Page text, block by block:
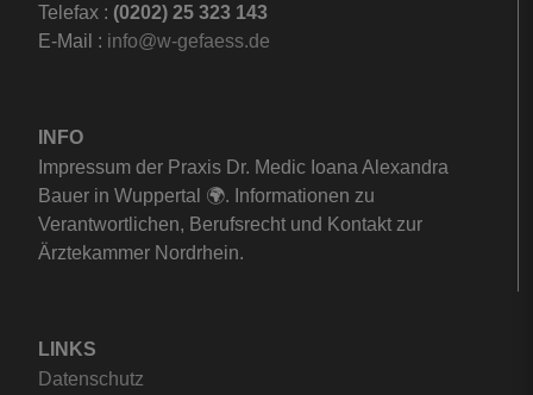
Telefax : (0202) 25 323 143
E-Mail : info@w-gefaess.de
INFO
Impressum der Praxis Dr. Medic Ioana Alexandra
Bauer in Wuppertal 🌍. Informationen zu
Verantwortlichen, Berufsrecht und Kontakt zur
Ärztekammer Nordrhein.
LINKS
Datenschutz